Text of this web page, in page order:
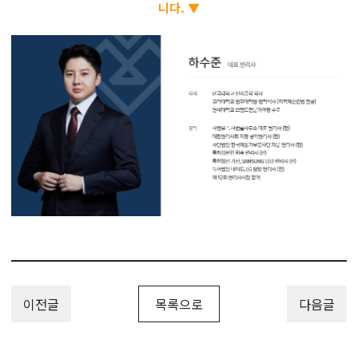
니다. ▼
이전글 목록으로 다음글